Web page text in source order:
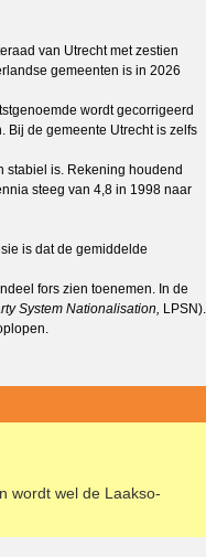
van Utrecht met zestien
gemeenten is in 2026
wordt gecorrigeerd
Bij de gemeente Utrecht is zelfs
stabiel is. Rekening houdend
steeg van 4,8 in 1998 naar
is dat de gemiddelde
fors zien toenemen. In de
System Nationalisation, LPSN).
wordt wel de Laakso-